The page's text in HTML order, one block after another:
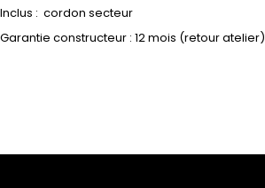
Inclus : cordon secteur
Garantie constructeur : 12 mois (retour atelier)